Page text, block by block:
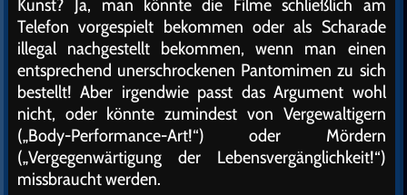
Kunst? Ja, man könnte die Filme schließlich am
Telefon vorgespielt bekommen oder als Scharade
illegal nachgestellt bekommen, wenn man einen
entsprechend unerschrockenen Pantomimen zu sich
bestellt! Aber irgendwie passt das Argument wohl
nicht, oder könnte zumindest von Vergewaltigern
(„Body-Performance-Art!“) oder Mördern
(„Vergegenwärtigung der Lebensvergänglichkeit!“)
missbraucht werden.